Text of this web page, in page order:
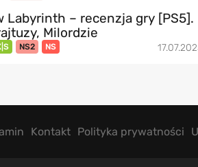
Labyrinth – recenzja gry [PS5].
Milordzie
NS2 NS
Kontakt Polityka prywatności